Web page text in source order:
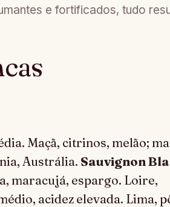
e fortificados, tudo
Maçã, citrinos, melão;
Austrália. Sauvignon
maracujá, espargo. Loire,
acidez elevada. Lima,